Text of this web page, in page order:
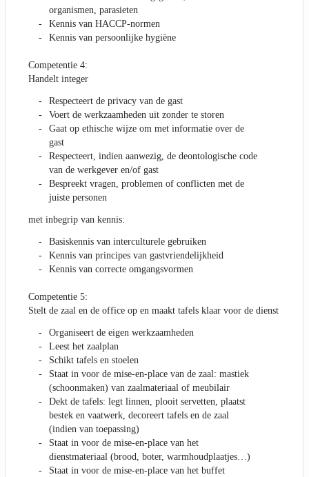
organismen, parasieten
Kennis van HACCP-normen
Kennis van persoonlijke hygiëne
Competentie 4:
Handelt integer
Respecteert de privacy van de gast
Voert de werkzaamheden uit zonder te storen
Gaat op ethische wijze om met informatie over de
gast
Respecteert, indien aanwezig, de deontologische code
van de werkgever en/of gast
Bespreekt vragen, problemen of conflicten met de
juiste personen
met inbegrip van kennis:
Basiskennis van interculturele gebruiken
Kennis van principes van gastvriendelijkheid
Kennis van correcte omgangsvormen
Competentie 5:
Stelt de zaal en de office op en maakt tafels klaar voor de dienst
Organiseert de eigen werkzaamheden
Leest het zaalplan
Schikt tafels en stoelen
Staat in voor de mise-en-place van de zaal: mastiek
(schoonmaken) van zaalmateriaal of meubilair
Dekt de tafels: legt linnen, plooit servetten, plaatst
bestek en vaatwerk, decoreert tafels en de zaal
(indien van toepassing)
Staat in voor de mise-en-place van het
dienstmateriaal (brood, boter, warmhoudplaatjes…)
Staat in voor de mise-en-place van het buffet